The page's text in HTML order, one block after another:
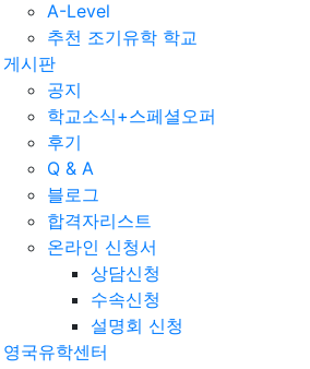
A-Level
추천 조기유학 학교
게시판
공지
학교소식+스페셜오퍼
후기
Q & A
블로그
합격자리스트
온라인 신청서
상담신청
수속신청
설명회 신청
영국유학센터